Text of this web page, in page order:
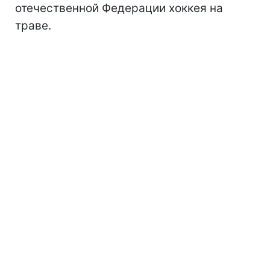
отечественной Федерации хоккея на
траве.